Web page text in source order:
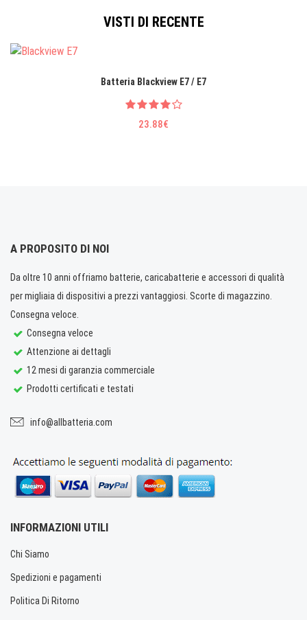
VISTI DI RECENTE
Batteria Blackview E7 / E7
23.88€
A PROPOSITO DI NOI
Da oltre 10 anni offriamo batterie, caricabatterie e accessori di qualità
per migliaia di dispositivi a prezzi vantaggiosi. Scorte di magazzino.
Consegna veloce.
Consegna veloce
Attenzione ai dettagli
12 mesi di garanzia commerciale
Prodotti certificati e testati
info@allbatteria.com
INFORMAZIONI UTILI
Chi Siamo
Spedizioni e pagamenti
Politica Di Ritorno